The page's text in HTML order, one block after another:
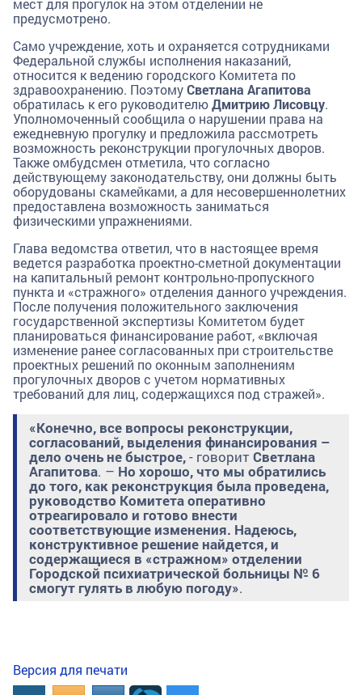
мест для прогулок на этом отделении не
предусмотрено.
Само учреждение, хоть и охраняется сотрудниками
Федеральной службы исполнения наказаний,
относится к ведению городского Комитета по
здравоохранению. ПоэтомуСветлана Агапитова
обратилась к его руководителюДмитрию Лисовцу.
Уполномоченный сообщила о нарушении права на
ежедневную прогулку и предложила рассмотреть
возможность реконструкции прогулочных дворов.
Также омбудсмен отметила, что согласно
действующему законодательству, они должны быть
оборудованы скамейками, а для несовершеннолетних
предоставлена возможность заниматься
физическими упражнениями.
Глава ведомства ответил, что в настоящее время
ведется разработка проектно-сметной документации
на капитальный ремонт контрольно-пропускного
пункта и «стражного» отделения данного учреждения.
После получения положительного заключения
государственной экспертизы Комитетом будет
планироваться финансирование работ, «включая
изменение ранее согласованных при строительстве
проектных решений по оконным заполнениям
прогулочных дворов с учетом нормативных
требований для лиц, содержащихся под стражей».
«Конечно, все вопросы реконструкции,
согласований, выделения финансирования –
дело очень не быстрое,- говорит Светлана
Агапитова. – Но хорошо, что мы обратились
до того, как реконструкция была проведена,
руководство Комитета оперативно
отреагировало и готово внести
соответствующие изменения. Надеюсь,
конструктивное решение найдется, и
содержащиеся в «стражном» отделении
Городской психиатрической больницы № 6
смогут гулять в любую погоду».
Версия для печати